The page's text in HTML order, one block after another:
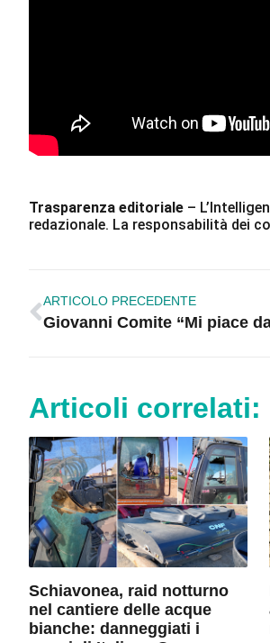
Trasparenza editoriale –
redazionale. La responsabilità dei
ARTICOLO PRECEDENTE
Articoli correlati:
Schiavonea, raid notturno
nel cantiere delle acque
bianche: danneggiati i